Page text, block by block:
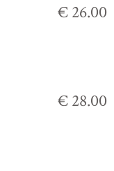
€ 26.00
€ 28.00